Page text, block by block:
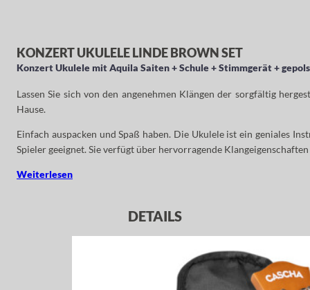
KONZERT UKULELE LINDE BROWN SET
Konzert Ukulele mit Aquila Saiten + Schule + Stimmgerät +
Lassen Sie sich von den angenehmen Klängen der sorgfältig
Hause.
Einfach auspacken und Spaß haben. Die Ukulele ist ein geniales
Spieler geeignet. Sie verfügt über hervorragende
Weiterlesen
DETAILS